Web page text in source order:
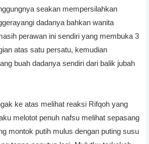
seakan mempersilahkan
dadanya bahkan wanita
perawan ini sendiri yang membuka 3
atas satu persatu, kemudian
buah dadanya sendiri dari balik jubah
ke atas melihat reaksi Rifqoh yang
melotot penuh nafsu melihat sepasang
montok putih mulus dengan puting susu